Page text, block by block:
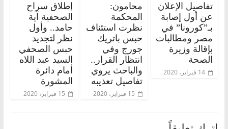
تفاصيل الإعلان
عن أول إصابة
بـ”كورونا” في
مصر ومطالبات
بإقالة وزيرة
الصحة
14 فبراير، 2020
محامون:
المحكمة
نظرت استئناف
حبس باتريك
جورج وفي
انتظار القرار..
والباحث يروي
تفاصيل تعذيبه
15 فبراير، 2020
إطلاق سراح
الصحفية آية
حامد.. وأول
نظر لتجديد
حبس الصحفي
السيد عبد اللاه
أمام دائرة
المشورة
15 فبراير، 2020